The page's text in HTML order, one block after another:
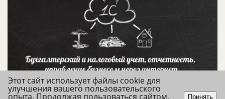
Этот сайт использует файлы cookie для
улучшения вашего пользовательского
опыта. Продолжая пользоваться сайтом, Принять